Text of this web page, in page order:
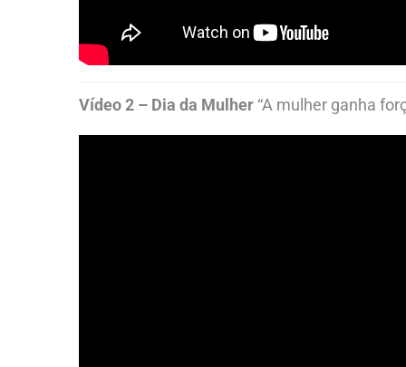
Vídeo 2 – Dia da Mulher “A mulher ganha